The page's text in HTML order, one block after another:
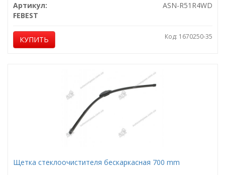
Артикул:
ASN-R51R4WD
FEBEST
КУПИТЬ Код: 1670250-35
Щетка стеклоочистителя бескаркасная 700 mm